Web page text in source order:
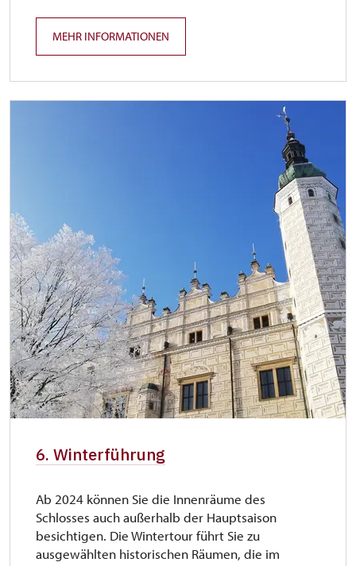
MEHR INFORMATIONEN
6. Winterführung
Ab 2024 können Sie die Innenräume des
Schlosses auch außerhalb der Hauptsaison
besichtigen. Die Wintertour führt Sie zu
ausgewählten historischen Räumen, die im